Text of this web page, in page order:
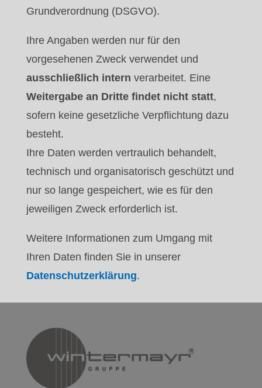
Grundverordnung (DSGVO).
Ihre Angaben werden nur für den
vorgesehenen Zweck verwendet und
ausschließlich intern verarbeitet. Eine
Weitergabe an Dritte findet nicht statt,
sofern keine gesetzliche Verpflichtung dazu
besteht.
Ihre Daten werden vertraulich behandelt,
technisch und organisatorisch geschützt und
nur so lange gespeichert, wie es für den
jeweiligen Zweck erforderlich ist.
Weitere Informationen zum Umgang mit
Ihren Daten finden Sie in unserer
Datenschutzerklärung.